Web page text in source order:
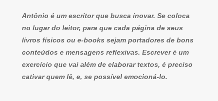
Antônio é um escritor que busca inovar. Se coloca
no lugar do leitor, para que cada página de seus
livros físicos ou e-books sejam portadores de bons
conteúdos e mensagens reflexivas. Escrever é um
exercício que vai além de elaborar textos, é preciso
cativar quem lê, e, se possível emocioná-lo.